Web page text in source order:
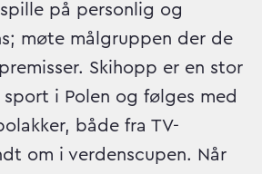
på personlig og
møte målgruppen der de
Skihopp er en stor
i Polen og følges med
både fra TV-
om i verdenscupen. Når